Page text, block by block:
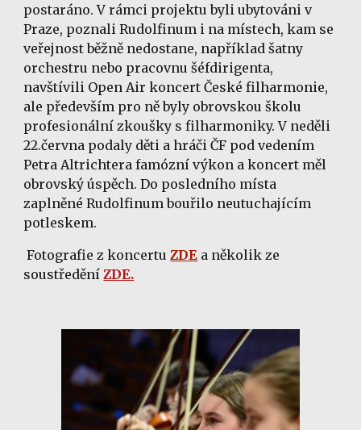
postaráno. V rámci projektu byli ubytováni v
Praze, poznali Rudolfinum i na místech, kam se
veřejnost běžně nedostane, například šatny
orchestru nebo pracovnu šéfdirigenta,
navštívili Open Air koncert České filharmonie,
ale především pro ně byly obrovskou školu
profesionální zkoušky s filharmoniky. V neděli
22.června podaly děti a hráči ČF pod vedením
Petra Altrichtera famózní výkon a koncert měl
obrovský úspěch. Do posledního místa
zaplněné Rudolfinum bouřilo neutuchajícím
potleskem.
Fotografie z koncertuZDE a několik ze
soustředěníZDE.